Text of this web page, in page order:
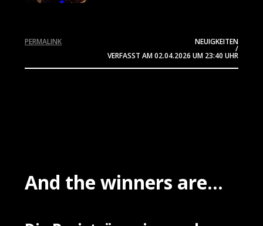
NEUIGKEITEN
/
VERFASST AM02.04.2026 UM 23:40 UHR
PERMALINK
And the winners are...